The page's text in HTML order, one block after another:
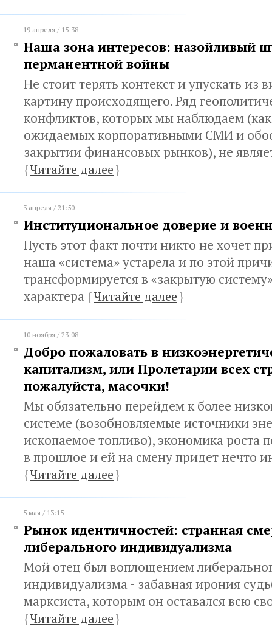
19 апреля / 15:38
Наша зона интересов: назойливый
перманентной войны
Не стоит терять контекст и упускать из
картину происходящего. Ряд
конфликтов, которых мы наблюдаем
ожидаемых корпоративными СМИ и
закрытии финансовых рынков), не
{Читайте далее}
3 апреля / 21:50
Институциональное доверие и
Пусть этот факт почти никто не хочет
наша «система» устарела и по этой
трансформируется в «закрытую
характера {Читайте далее}
10 ноября / 23:08
Добро пожаловать в
капитализм, или Пролетарии всех
пожалуйста, масочки!
Мы обязательно перейдем к более
системе (возобновляемые источники
ископаемое топливо), экономика роста
в прошлое и ей на смену придет нечто
{Читайте далее}
5 мая / 13:15
Рынок идентичностей: странная
либерального индивидуализма
Мой отец был воплощением
индивидуализма - забавная ирония
марксиста, которым он оставался всю
{Читайте далее}